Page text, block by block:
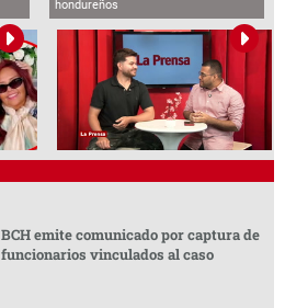
hondureños
BCH emite comunicado por captura de
funcionarios vinculados al caso